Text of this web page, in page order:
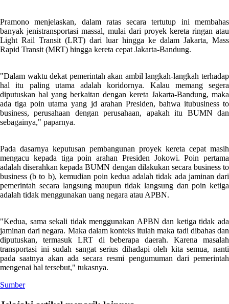
Pramono menjelaskan, dalam ratas secara tertutup ini membahas
banyak jenistransportasi massal, mulai dari proyek kereta ringan atau
Light Rail Transit (LRT) dari luar hingga ke dalam Jakarta, Mass
Rapid Transit (MRT) hingga kereta cepat Jakarta-Bandung.
"Dalam waktu dekat pemerintah akan ambil langkah-langkah terhadap
hal itu paling utama adalah koridornya. Kalau memang segera
diputuskan hal yang berkaitan dengan kereta Jakarta-Bandung, maka
ada tiga poin utama yang jd arahan Presiden, bahwa itubusiness to
business, perusahaan dengan perusahaan, apakah itu BUMN dan
sebagainya," paparnya.
Pada dasarnya keputusan pembangunan proyek kereta cepat masih
mengacu kepada tiga poin arahan Presiden Jokowi. Poin pertama
adalah diserahkan kepada BUMN dengan dilakukan secara business to
business (b to b), kemudian poin kedua adalah tidak ada jaminan dari
pemerintah secara langsung maupun tidak langsung dan poin ketiga
adalah tidak menggunakan uang negara atau APBN.
"Kedua, sama sekali tidak menggunakan APBN dan ketiga tidak ada
jaminan dari negara. Maka dalam konteks itulah maka tadi dibahas dan
diputuskan, termasuk LRT di beberapa daerah. Karena masalah
transportasi ini sudah sangat serius dihadapi oleh kita semua, nanti
pada saatnya akan ada secara resmi pengumuman dari pemerintah
mengenai hal tersebut," tukasnya.
Sumber